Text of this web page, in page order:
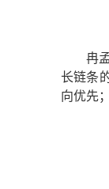
冉
长链条
向优先